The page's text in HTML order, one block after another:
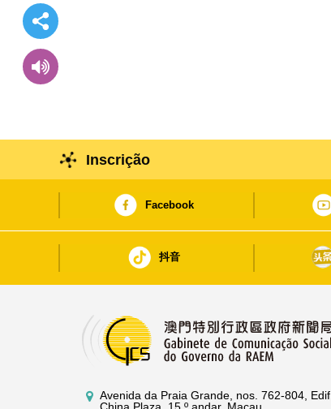
Inscrição
Facebook
抖音
Avenida da Praia Grande, nos. 762-804, Edif.